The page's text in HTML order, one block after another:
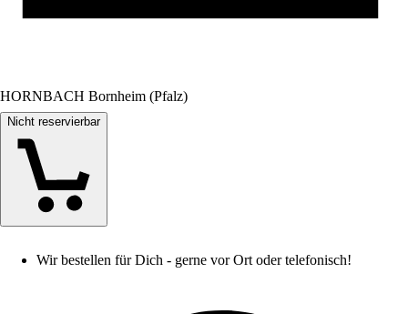
HORNBACH Bornheim (Pfalz)
Nicht reservierbar
Wir bestellen für Dich - gerne vor Ort oder telefonisch!